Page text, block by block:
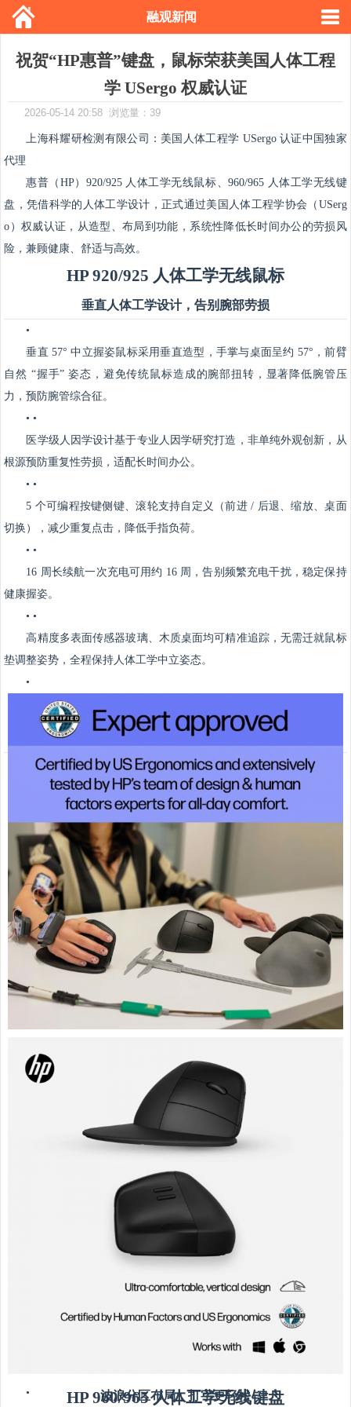
融观新闻
祝贺“HP惠普”键盘，鼠标荣获美国人体工程
学 USergo 权威认证
2026-05-14 20:58 浏览量：39
上海科耀研检测有限公司：美国人体工程学 USergo 认证中国独家
代理
惠普（HP）920/925 人体工学无线鼠标、960/965 人体工学无线键
盘，凭借科学的人体工学设计，正式通过美国人体工程学协会（USerg
o）权威认证 ，从造型、布局到功能，系统性降低长时间办公的劳损风
险，兼顾健康、舒适与高效。
HP 920/925 人体工学无线鼠标
垂直人体工学设计，告别腕部劳损
•
垂直 57° 中立握姿鼠标采用垂直造型，手掌与桌面呈约 57°，前臂
自然 “握手” 姿态，避免传统鼠标造成的腕部扭转， 显著降低腕管压
力，预防腕管综合征。
• •
医学级人因学设计基于专业人因学研究打造，非单纯外观创新， 从
根源预防重复性劳损，适配长时间办公。
• •
5 个可编程按键侧键、滚轮支持自定义（前进 / 后退、缩放、桌面
切换），减少重复点击，降低手指负荷。
• •
16 周长续航一次充电可用约 16 周，告别频繁充电干扰，稳定保持
健康握姿。
• •
高精度多表面传感器玻璃、木质桌面均可精准追踪，无需迁就鼠标
垫调整姿势，全程保持人体工学中立姿态。
•
HP 960/965 人体工学无线键盘
波浪分区布局，打字更轻松
•